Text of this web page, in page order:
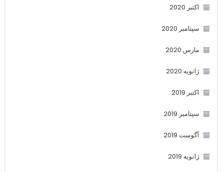
اکتبر 2020
سپتامبر 2020
مارس 2020
ژانویه 2020
اکتبر 2019
سپتامبر 2019
آگوست 2019
ژانویه 2019